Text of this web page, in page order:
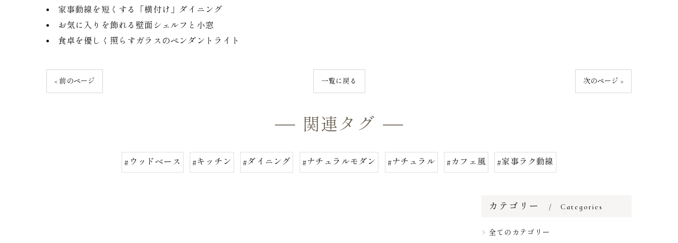
家事動線を短くする「横付け」ダイニング
お気に入りを飾れる壁面シェルフと小窓
食卓を優しく照らすガラスのペンダントライト
< 前のページ 一覧に戻る 次のページ >
関連タグ
#ウッドベース #キッチン #ダイニング #ナチュラルモダン #ナチュラル #カフェ風 #家事ラク動線
カテゴリー Categories
全てのカテゴリー